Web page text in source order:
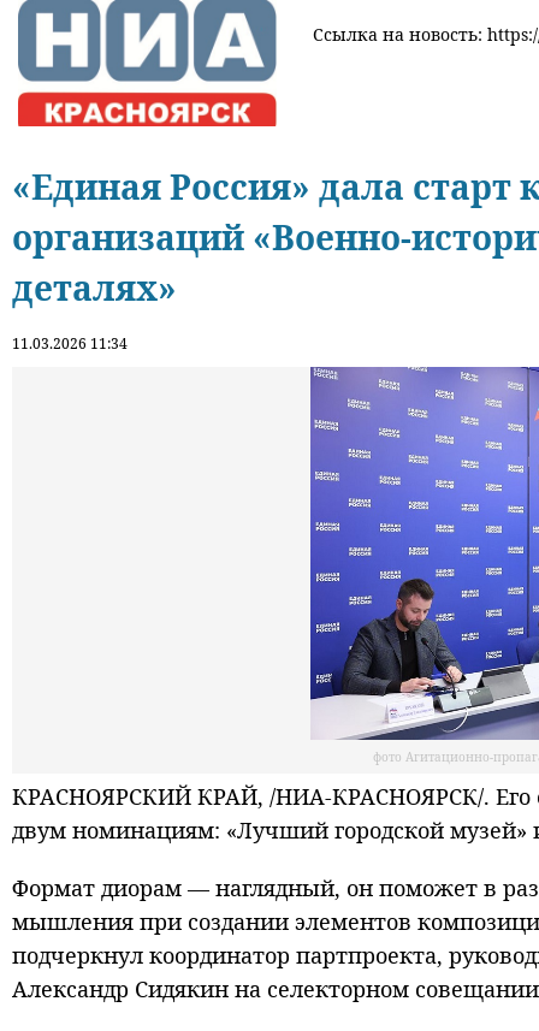
Ссылка на новость:
«Единая Россия» дала старт
организаций «Военно-
деталях»
11.03.2026 11:34
фото Агитационно-
КРАСНОЯРСКИЙ КРАЙ, /НИА-КРАСНОЯРСК/. Его
двум номинациям: «Лучший городской музей»
Формат диорам — наглядный, он поможет в
мышления при создании элементов
подчеркнул координатор партпроекта,
Александр Сидякин на селекторном